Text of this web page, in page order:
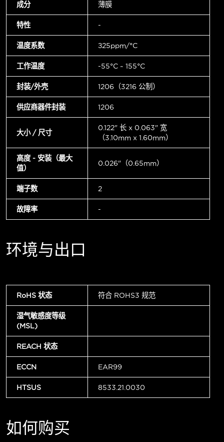
成分 薄膜
特性 -
温度系数 ±25ppm/°C
工作温度 -55°C ~ 155°C
封装/外壳 1206（3216 公制）
供应商器件封装 1206
大小 / 尺寸
0.122" 长 x 0.063" 宽
（3.10mm x 1.60mm）
高度 - 安装（最大
值）
0.026"（0.65mm）
端子数 2
故障率 -
环境与出口
RoHS 状态 符合 ROHS3 规范
湿气敏感度等级
(MSL)
REACH 状态
ECCN EAR99
HTSUS 8533.21.0030
如何购买